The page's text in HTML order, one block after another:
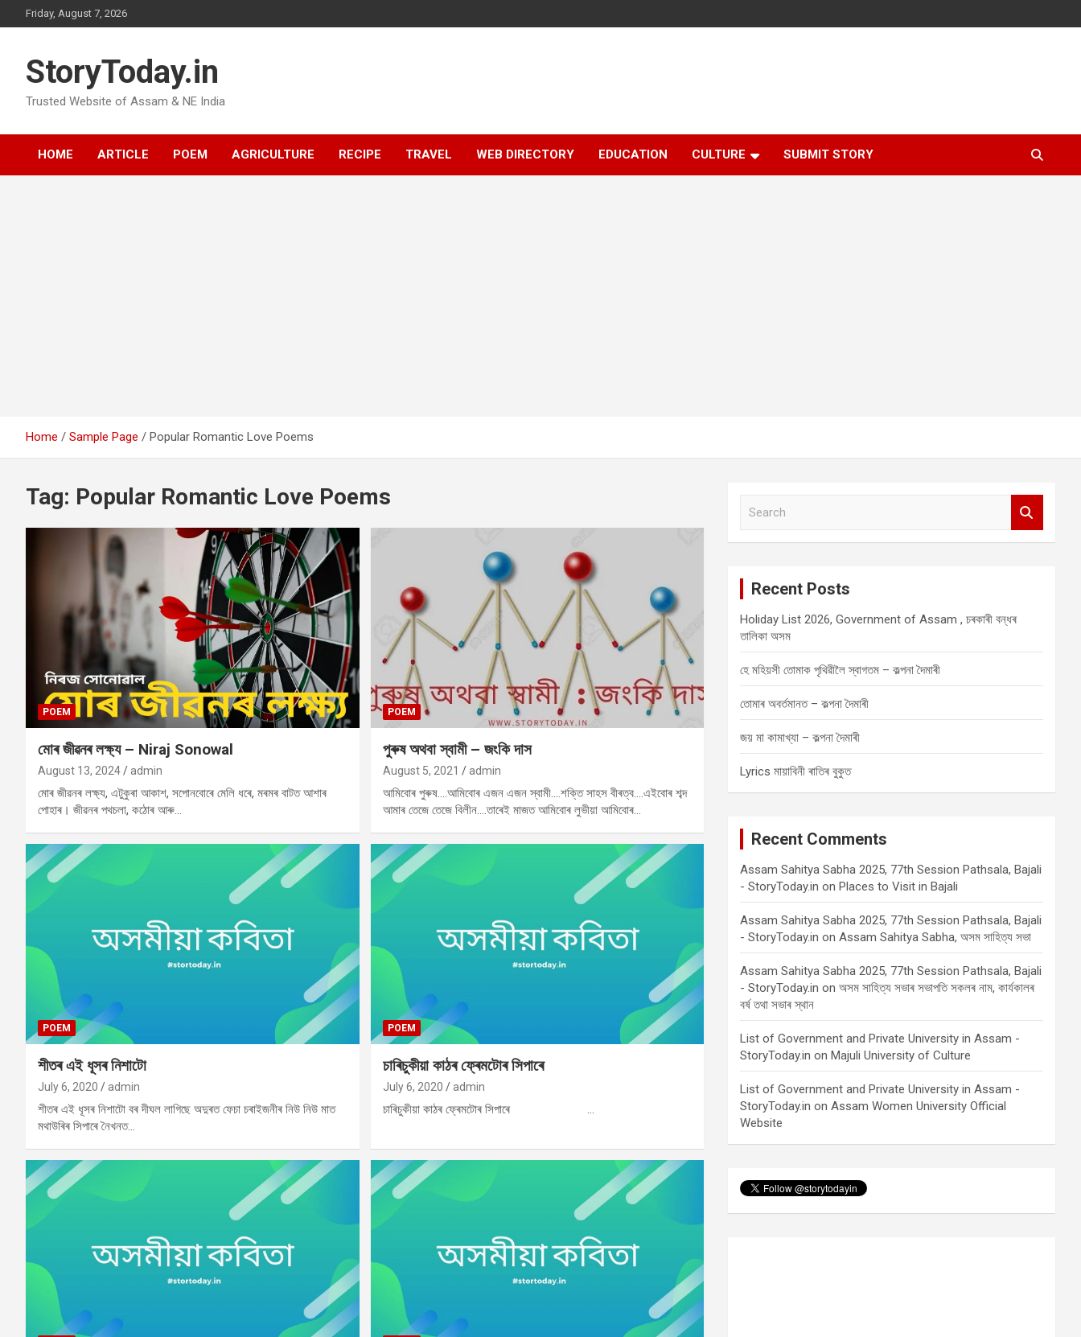
to
Friday, August 7, 2026
StoryToday.in
Trusted Website of Assam & NE India
HOME ARTICLE POEM AGRICULTURE RECIPE TRAVEL WEB DIRECTORY EDUCATION CULTURE SUBMIT STORY
Home Sample Page Popular Romantic Love Poems
Tag: Popular Romantic Love Poems
POEM
মোৰ জীৱনৰ লক্ষ্য – Niraj Sonowal
August 13, 2024 admin
মোৰ জীৱনৰ লক্ষ্য, এটুকুৰা আকাশ, সপোনবোৰে মেলি ধৰে, মৰমৰ বাটত আশাৰ
পোহাৰ। জীৱনৰ পথচলা, কঠোৰ আৰু…
POEM
পুৰুষ অথবা স্বামী – জংকি দাস
August 5, 2021 admin
আমিবোৰ পুৰুষ….আমিবোৰ এজন এজন স্বামী….শক্তি সাহস বীৰত্ব….এইবোৰ শব্দ
আমাৰ তেজে তেজে বিলীন….তাৰেই মাজত আমিবোৰ লুভীয়া আমিবোৰ…
POEM
শীতৰ এই ধূসৰ নিশাটো
July 6, 2020 admin
শীতৰ এই ধূসৰ নিশাটো বৰ দীঘল লাগিছে অদুৰত ফেচা চৰাইজনীৰ নিউ নিউ মাত
মথাউৰিৰ সিপাৰে নৈখনত…
POEM
চাৰিচুকীয়া কাঠৰ ফ্ৰেমটোৰ সিপাৰে
July 6, 2020 admin
চাৰিচুকীয়া কাঠৰ ফ্ৰেমটোৰ সিপাৰে …
Recent Posts
Holiday List 2026, Government of Assam , চৰকাৰী বন্ধৰ
তালিকা অসম
হে মহিয়সী তোমাক পৃথিৱীলৈ স্বাগতম – কল্পনা দৈমাৰী
তোমাৰ অবৰ্তমানত – কল্পনা দৈমাৰী
জয় মা কামাখ্যা – কল্পনা দৈমাৰী
Lyrics মায়াবিনী ৰাতিৰ বুকুত
Recent Comments
Assam Sahitya Sabha 2025, 77th Session Pathsala, Bajali
- StoryToday.in onPlaces to Visit in Bajali
Assam Sahitya Sabha 2025, 77th Session Pathsala, Bajali
- StoryToday.in onAssam Sahitya Sabha, অসম সাহিত্য সভা
Assam Sahitya Sabha 2025, 77th Session Pathsala, Bajali
- StoryToday.in onঅসম সাহিত্য সভাৰ সভাপতি সকলৰ নাম, কাৰ্যকালৰ
বৰ্ষ তথা সভাৰ স্থান
List of Government and Private University in Assam -
StoryToday.in onMajuli University of Culture
List of Government and Private University in Assam -
StoryToday.in onAssam Women University Official
Website